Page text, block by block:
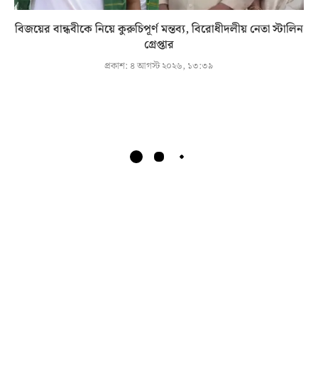
বিজয়ের বান্ধবীকে নিয়ে কুরুচিপূর্ণ মন্তব্য, বিরোধীদলীয় নেতা স্টালিন
গ্রেপ্তার
প্রকাশ: ৪ আগস্ট ২০২৬, ১৩:৩৯